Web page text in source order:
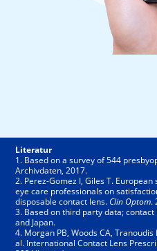
Literatur
1. Based on a survey of 544
Archivdaten, 2017.
2. Perez-Gomez I, Giles T.
eye care professionals on
disposable contact lens.Clin Optom.
3. Based on third party data; contact
and Japan.
4. Morgan PB, Woods CA,
al. International Contact Lens